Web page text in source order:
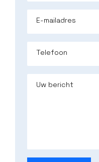
E-mailadres
Telefoon
Uw bericht